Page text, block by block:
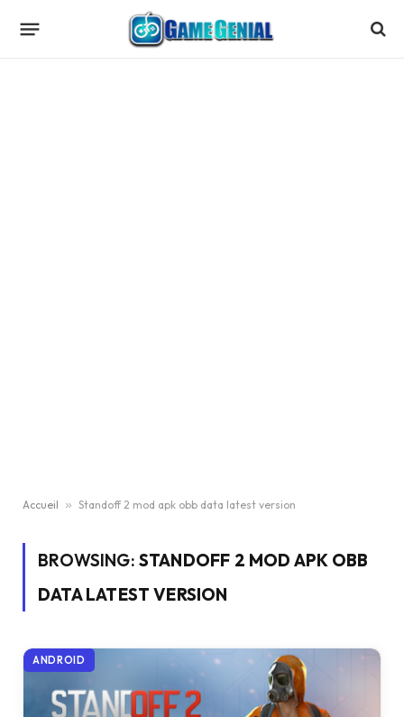
Accueil » Standoff 2 mod apk obb data latest version
BROWSING: STANDOFF 2 MOD APK OBB
DATA LATEST VERSION
ANDROID